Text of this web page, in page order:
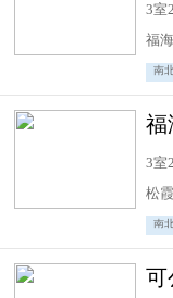
3室
福
南
3室
松
南